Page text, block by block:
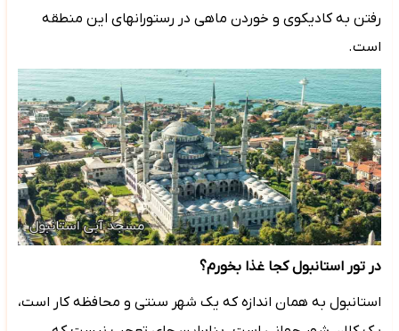
رفتن به کادیکوی و خوردن ماهی در رستورانهای این منطقه
است.
در تور استانبول کجا غذا بخورم؟
استانبول به همان اندازه که یک شهر سنتی و محافظه کار است،